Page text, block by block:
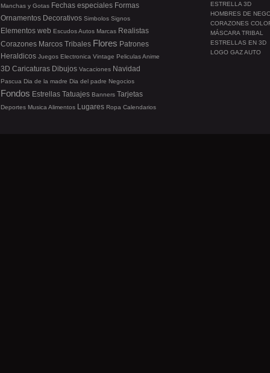
ESTRELLA 3D
HOMBRES DE
CORAZONES
MÁSCARA TRIBAL
ESTRELLAS EN 3D
LOGO GAZ AUTO
Manchas y Gotas Fechas especiales Formas
Ornamentos Decorativos Simbolos Signos
Elementos web EscudosAutos Marcas Realistas
Corazones Marcos Tribales Flores Patrones
Heraldicos Juegos Electronica Vintage PeliculasAnime
3D Caricaturas Dibujos Vacaciones Navidad
Pascua Dia de la madre Dia del padre Negocios
Fondos Estrellas Tatuajes Banners Tarjetas
Deportes Musica Alimentos Lugares Ropa Calendarios